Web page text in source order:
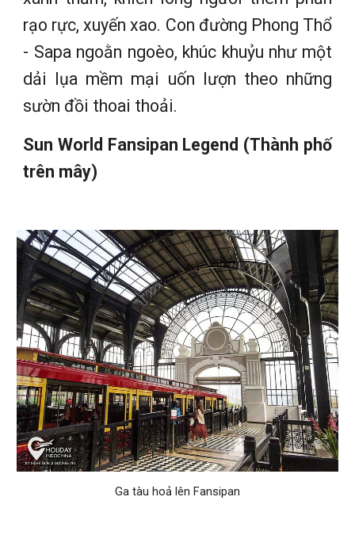
rạo rực, xuyến xao. Con đường Phong Thổ
- Sapa ngoằn ngoèo, khúc khuỷu như một
dải lụa mềm mại uốn lượn theo những
sườn đồi thoai thoải.
Sun World Fansipan Legend (Thành phố
trên mây)
Ga tàu hoả lên Fansipan